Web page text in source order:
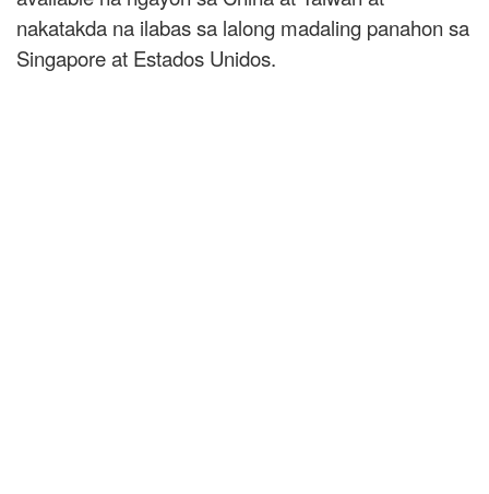
nakatakda na ilabas sa lalong madaling panahon sa
Singapore at Estados Unidos.